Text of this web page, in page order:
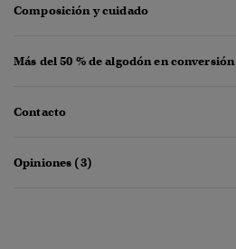
Composición y cuidado
Más del 50 % de algodón en conversión
Contacto
Opiniones (3)